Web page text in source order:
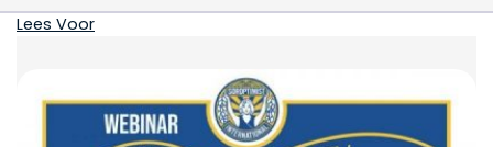
Webinar ‘Zijn mijn
Lees Voor